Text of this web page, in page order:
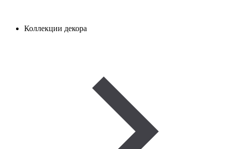
Коллекции декора